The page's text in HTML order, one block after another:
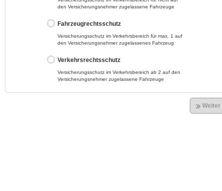
den Versicherungsnehmer zugelassene Fahrzeuge
Fahrzeugrechtsschutz
Versicherungsschutz im Verkehrsbereich für max. 1 auf
den Versicherungsnehmer zugelassenes Fahrzeug
Verkehrsrechtsschutz
Versicherungsschutz im Verkehrsbereich ab 2 auf den
Versicherungsnehmer zugelassene Fahrzeuge
Weiter